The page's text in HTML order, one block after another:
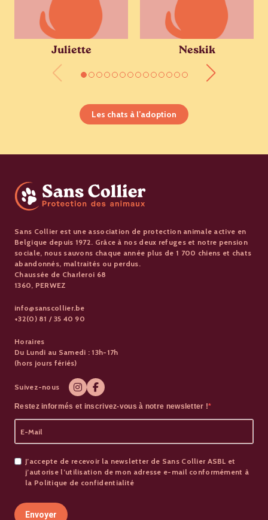
Juliette Neskik
Les chats à l’adoption
Sans Collier est une association de protection animale active en
Belgique depuis 1972. Grâce à nos deux refuges et notre pension
sociale, nous sauvons chaque année plus de 1 700 chiens et chats
abandonnés, maltraités ou perdus.
Chaussée de Charleroi 68
1360, PERWEZ
info@sanscollier.be
+32(0) 81 / 35 40 90
Horaires
Du Lundi au Samedi : 13h-17h
(hors jours fériés)
Suivez-nous
Restez informés et inscrivez-vous à notre newsletter !
J’accepte de recevoir la newsletter de Sans Collier ASBL et
j’autorise l’utilisation de mon adresse e-mail conformément à
la Politique de confidentialité
Envoyer